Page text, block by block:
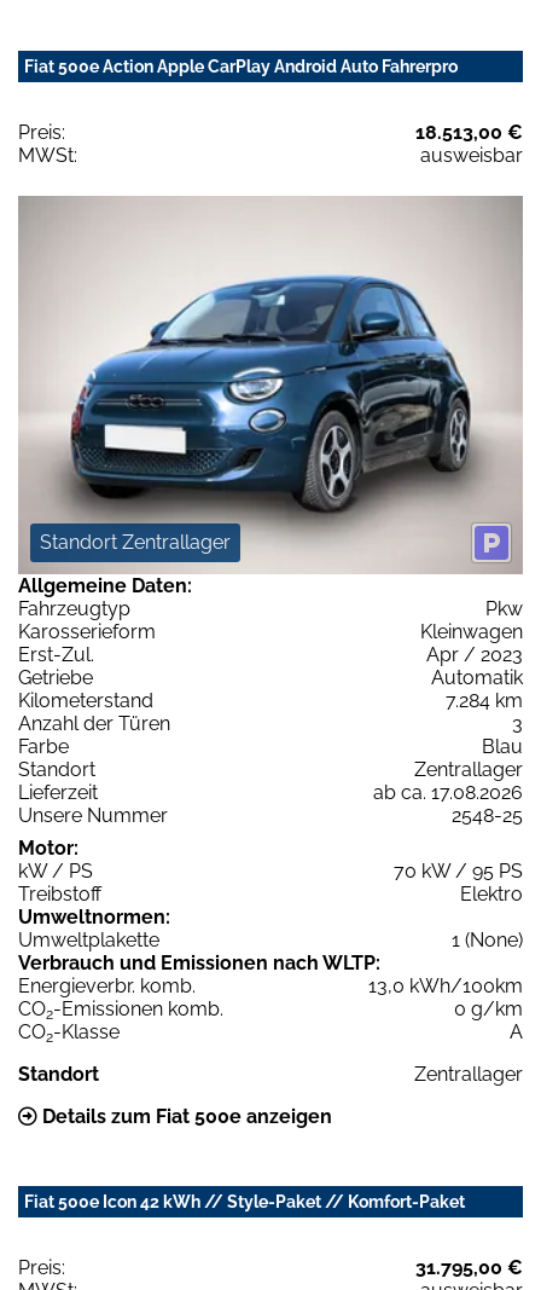
Fiat 500e Action Apple CarPlay Android Auto Fahrerpro
Preis:
18.513,00 €
MWSt:
ausweisbar
Standort Zentrallager
Allgemeine Daten:
Fahrzeugtyp
Pkw
Karosserieform
Kleinwagen
Erst-Zul.
Apr / 2023
Getriebe
Automatik
Kilometerstand
7.284 km
Anzahl der Türen
3
Farbe
Blau
Standort
Zentrallager
Lieferzeit
ab ca. 17.08.2026
Unsere Nummer
2548-25
Motor:
kW / PS
70 kW / 95 PS
Treibstoff
Elektro
Umweltnormen:
Umweltplakette
1 (None)
Verbrauch und Emissionen nach WLTP:
Energieverbr. komb.
13,0 kWh/100km
CO2-Emissionen komb.
0 g/km
CO2-Klasse
A
Standort
Zentrallager
Details zum Fiat 500e anzeigen
Fiat 500e Icon 42 kWh // Style-Paket // Komfort-Paket
Preis:
31.795,00 €